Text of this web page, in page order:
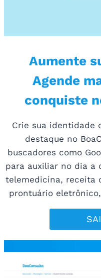
Aumente
Agende
conquiste
Crie sua identidade
destaque no
buscadores como
para auxiliar no dia a
telemedicina, receita
prontuário